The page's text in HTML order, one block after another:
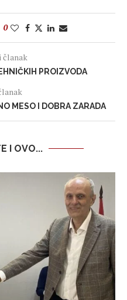
0
članak
PROIZVODA
MESO I DOBRA ZARADA
I OVO...